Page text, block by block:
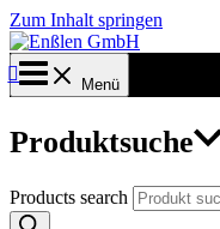
Zum Inhalt springen
Menü
Produktsuche
Products search